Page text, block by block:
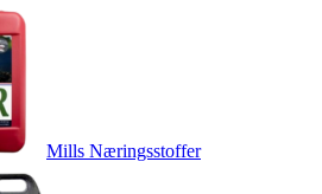
Mills Næringsstoffer